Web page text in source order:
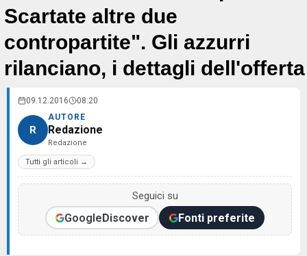
Scartate altre due
contropartite". Gli azzurri
rilanciano, i dettagli dell'offerta
09.12.2016 08:20
R
AUTORE
Redazione
Redazione
Tutti gli articoli →
Seguici su
GoogleDiscover Fonti preferite